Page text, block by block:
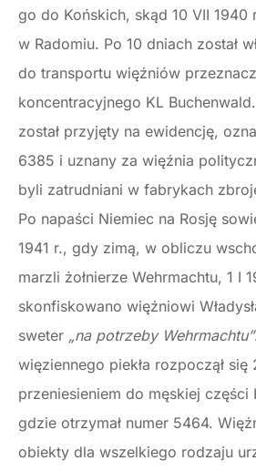
go do Końskich, skąd 10 VII 1940
w Radomiu. Po 10 dniach został
do transportu więźniów
koncentracyjnego KL
został przyjęty na ewidencję,
6385 i uznany za więźnia
byli zatrudniani w fabrykach
Po napaści Niemiec na Rosję
1941 r., gdy zimą, w obliczu
marzli żołnierze Wehrmachtu, 1 I
skonfiskowano więźniowi
sweter „na potrzeby Wehrmachtu”
więziennego piekła rozpoczął się
przeniesieniem do męskiej części
gdzie otrzymał numer 5464.
obiekty dla wszelkiego rodzaju